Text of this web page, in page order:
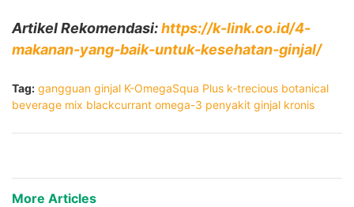
Artikel Rekomendasi:https://k-link.co.id/4-
makanan-yang-baik-untuk-kesehatan-ginjal/
Tag: gangguan ginjal K-OmegaSqua Plus k-trecious botanical
beverage mix blackcurrant omega-3 penyakit ginjal kronis
More Articles